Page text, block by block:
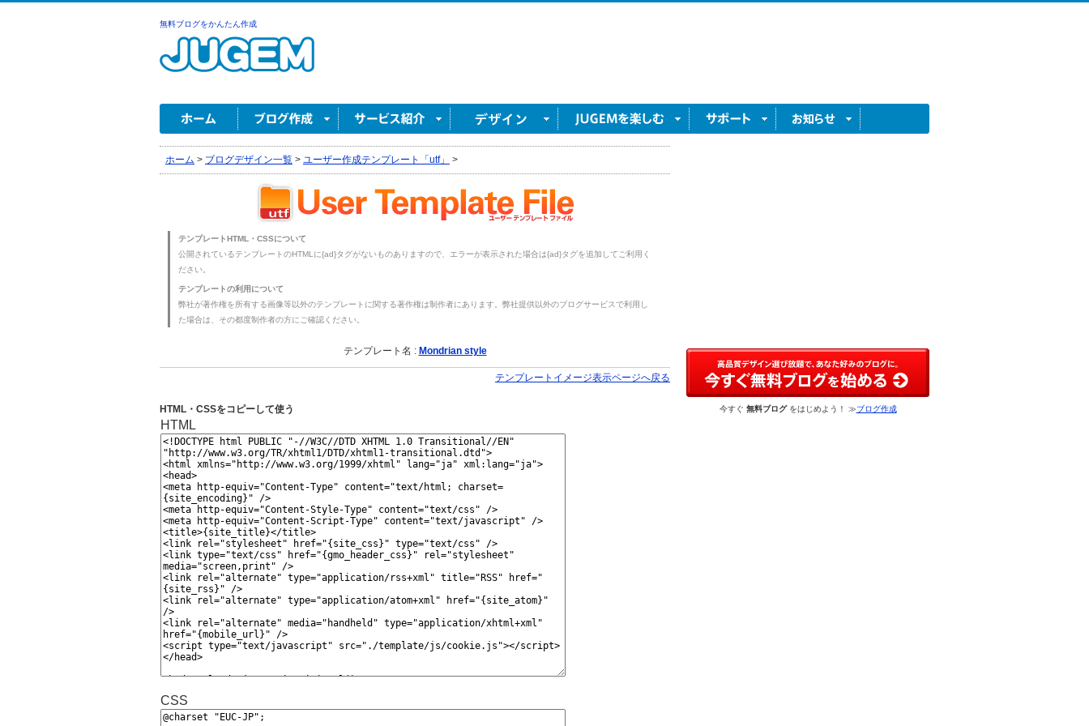
無料ブログをかんたん作成
ホーム > ブログデザイン一覧 > ユーザー作成テンプレート「utf」 >
テンプレートHTML・CSSについて
公開されているテンプレートのHTMLに{ad}タグがないものありますので、エラーが表示された場合は{ad}タグを追加してご利用く
ださい。
テンプレートの利用について
弊社が著作権を所有する画像等以外のテンプレートに関する著作権は制作者にあります。弊社提供以外のブログサービスで利用し
た場合は、その都度制作者の方にご確認ください。
テンプレート名 : Mondrian style
テンプレートイメージ表示ページへ戻る
HTML・CSSをコピーして使う
HTML
CSS
今すぐ 無料ブログをはじめよう！ ≫ブログ作成